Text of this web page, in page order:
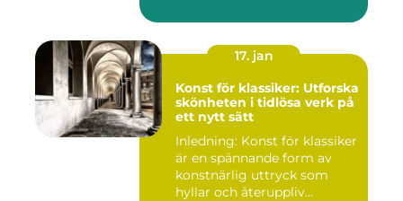
17. jan
Konst för klassiker: Utforska
skönheten i tidlösa verk på
ett nytt sätt
Inledning: Konst för klassiker
är en spännande form av
konstnärlig uttryck som
hyllar och återuppliv...